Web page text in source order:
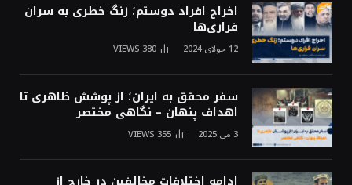
اخراج افراد دوستم؛ زنگ خطری به سران
فراری‌ها
12 جولای 2024 380
VIEWS
سفر محقق به ایران؛ از پوشش ظاهری تا
اهداف پنهان – نگاهی مختصر
3 می 2025 355
VIEWS